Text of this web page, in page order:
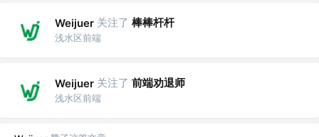
Weijuer 关注了 棒棒杆杆
浅水区前端
Weijuer 关注了 前端劝退师
浅水区前端